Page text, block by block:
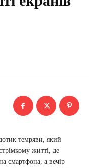
темряви, який
житті, де
смартфона, а вечір